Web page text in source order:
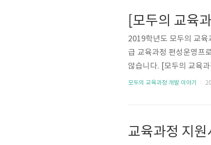
2019학년도 모두의 교
급 교육과정 편성운영프
않습니다. [모두의 교육
학교/학급 특색을 살린
모두의 교육과정 개발 이야기